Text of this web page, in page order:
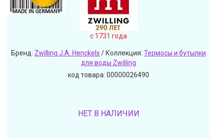
c 1731 года
Бренд: Zwilling J.A. Henckels / Коллекция: Термосы и бутылки
для воды Zwilling
код товара: 00000026490
НЕТ В НАЛИЧИИ